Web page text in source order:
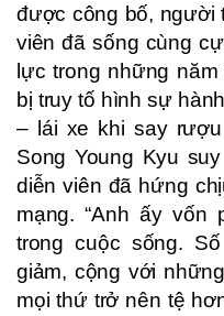
được công bố, người
viên đã sống cùng
lực trong những
bị truy tố hình sự
– lái xe khi say
Song Young Kyu
diễn viên đã hứng
mạng. “Anh ấy vốn
trong cuộc sống.
giảm, cộng với
mọi thứ trở nên tệ